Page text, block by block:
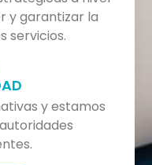
y garantizar la
servicios.
y estamos